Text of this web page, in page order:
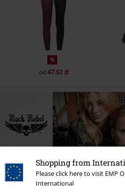
Shopping from
Please click here to visit EMP
International
%
od 47.92 zł